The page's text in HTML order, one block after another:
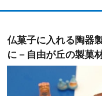
仏菓子に入れる陶器
に－自由が丘の製菓